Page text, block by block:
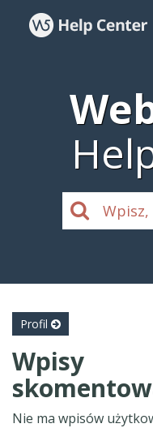
Profil
Wpisy
Nie ma wpisów